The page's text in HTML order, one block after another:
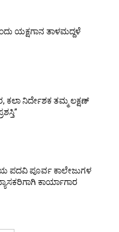
ಯಕ್ಷಗಾನ ತಾಳಮದ್ದಳೆ
ನಿರ್ದೇಶಕ ತಮ್ಮ ಲಕ್ಷಣ್
ಪದವಿ ಪೂರ್ವ ಕಾಲೇಜುಗಳ
ಕಾರ್ಯಾಗಾರ